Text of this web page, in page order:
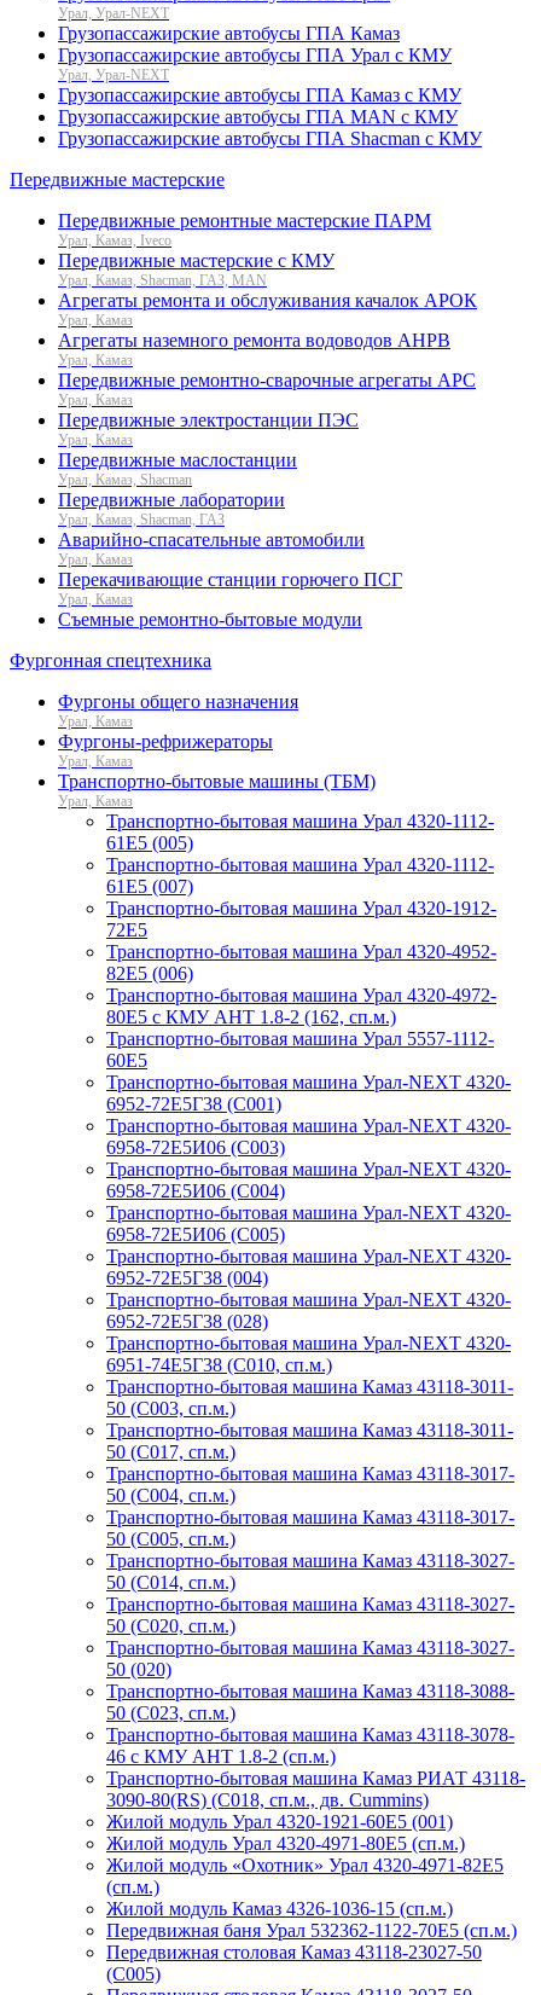
Урал, Урал-NEXT
Грузопассажирские автобусы ГПА Камаз
Грузопассажирские автобусы ГПА Урал с КМУ
Урал, Урал-NEXT
Грузопассажирские автобусы ГПА Камаз с КМУ
Грузопассажирские автобусы ГПА MAN с КМУ
Грузопассажирские автобусы ГПА Shacman с КМУ
Передвижные мастерские
Передвижные ремонтные мастерские ПАРМ
Урал, Камаз, Iveco
Передвижные мастерские с КМУ
Урал, Камаз, Shacman, ГАЗ, MAN
Агрегаты ремонта и обслуживания качалок АРОК
Урал, Камаз
Агрегаты наземного ремонта водоводов АНРВ
Урал, Камаз
Передвижные ремонтно-сварочные агрегаты АРС
Урал, Камаз
Передвижные электростанции ПЭС
Урал, Камаз
Передвижные маслостанции
Урал, Камаз, Shacman
Передвижные лаборатории
Урал, Камаз, Shacman, ГАЗ
Аварийно-спасательные автомобили
Урал, Камаз
Перекачивающие станции горючего ПСГ
Урал, Камаз
Съемные ремонтно-бытовые модули
Фургонная спецтехника
Фургоны общего назначения
Урал, Камаз
Фургоны-рефрижераторы
Урал, Камаз
Транспортно-бытовые машины (ТБМ)
Урал, Камаз
Транспортно-бытовая машина Урал 4320-1112-
61Е5 (005)
Транспортно-бытовая машина Урал 4320-1112-
61Е5 (007)
Транспортно-бытовая машина Урал 4320-1912-
72Е5
Транспортно-бытовая машина Урал 4320-4952-
82Е5 (006)
Транспортно-бытовая машина Урал 4320-4972-
80Е5 с КМУ АНТ 1.8-2 (162, сп.м.)
Транспортно-бытовая машина Урал 5557-1112-
60Е5
Транспортно-бытовая машина Урал-NEXT 4320-
6952-72Е5Г38 (С001)
Транспортно-бытовая машина Урал-NEXT 4320-
6958-72Е5И06 (С003)
Транспортно-бытовая машина Урал-NEXT 4320-
6958-72Е5И06 (С004)
Транспортно-бытовая машина Урал-NEXT 4320-
6958-72Е5И06 (С005)
Транспортно-бытовая машина Урал-NEXT 4320-
6952-72Е5Г38 (004)
Транспортно-бытовая машина Урал-NEXT 4320-
6952-72Е5Г38 (028)
Транспортно-бытовая машина Урал-NEXT 4320-
6951-74Е5Г38 (C010, сп.м.)
Транспортно-бытовая машина Камаз 43118-3011-
50 (С003, сп.м.)
Транспортно-бытовая машина Камаз 43118-3011-
50 (С017, сп.м.)
Транспортно-бытовая машина Камаз 43118-3017-
50 (С004, сп.м.)
Транспортно-бытовая машина Камаз 43118-3017-
50 (С005, сп.м.)
Транспортно-бытовая машина Камаз 43118-3027-
50 (С014, сп.м.)
Транспортно-бытовая машина Камаз 43118-3027-
50 (С020, сп.м.)
Транспортно-бытовая машина Камаз 43118-3027-
50 (020)
Транспортно-бытовая машина Камаз 43118-3088-
50 (С023, сп.м.)
Транспортно-бытовая машина Камаз 43118-3078-
46 с КМУ АНТ 1.8-2 (сп.м.)
Транспортно-бытовая машина Камаз РИАТ 43118-
3090-80(RS) (С018, сп.м., дв. Cummins)
Жилой модуль Урал 4320-1921-60Е5 (001)
Жилой модуль Урал 4320-4971-80Е5 (сп.м.)
Жилой модуль «Охотник» Урал 4320-4971-82Е5
(сп.м.)
Жилой модуль Камаз 4326-1036-15 (сп.м.)
Передвижная баня Урал 532362-1122-70Е5 (сп.м.)
Передвижная столовая Камаз 43118-23027-50
(C005)